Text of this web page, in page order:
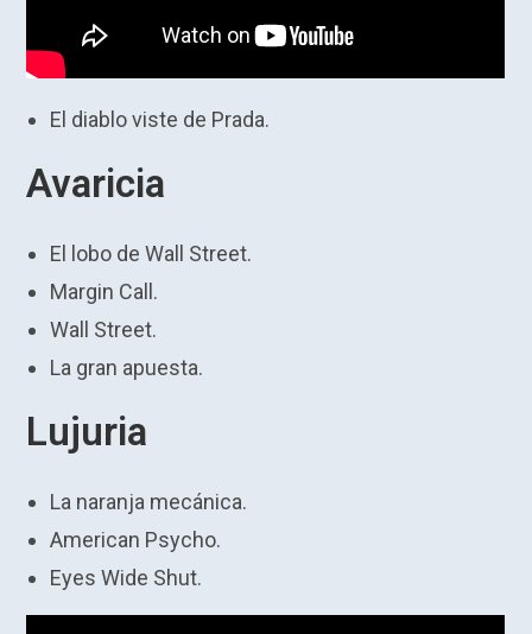
El diablo viste de Prada.
Avaricia
El lobo de Wall Street.
Margin Call.
Wall Street.
La gran apuesta.
Lujuria
La naranja mecánica.
American Psycho.
Eyes Wide Shut.